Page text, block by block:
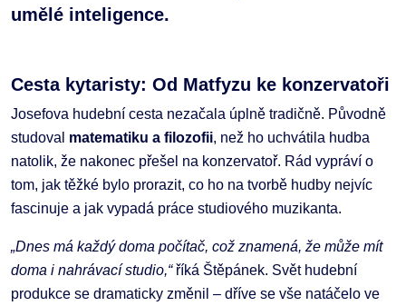
umělé inteligence.
Cesta kytaristy: Od Matfyzu ke konzervatoři
Josefova hudební cesta nezačala úplně tradičně. Původně
studoval matematiku a filozofii, než ho uchvátila hudba
natolik, že nakonec přešel na konzervatoř. Rád vypráví o
tom, jak těžké bylo prorazit, co ho na tvorbě hudby nejvíc
fascinuje a jak vypadá práce studiového muzikanta.
„Dnes má každý doma počítač, což znamená, že může mít
doma i nahrávací studio,“říká Štěpánek. Svět hudební
produkce se dramaticky změnil – dříve se vše natáčelo ve